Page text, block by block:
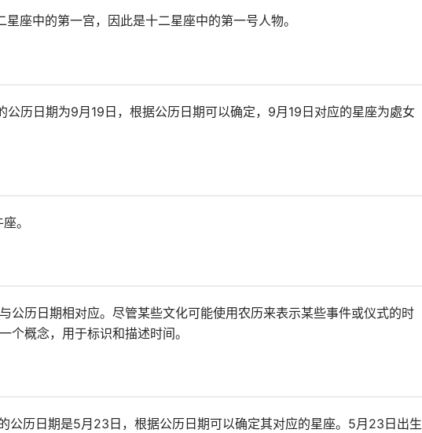
座中的第一宫，因此是十二星座中的第一号人物。
公历日期为9月19日，根据公历日期可以确定，9月19日对应的星座为處女
。
公历日期相对应。尽管某些文化可能使用农历来表示某些事件或仪式的时
个概念，用于标识和描述时间。
公历日期是5月23日，根据公历日期可以确定其对应的星座。5月23日出生